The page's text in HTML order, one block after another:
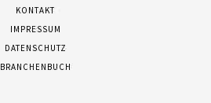
KONTAKT
IMPRESSUM
DATENSCHUTZ
BRANCHENBUCH